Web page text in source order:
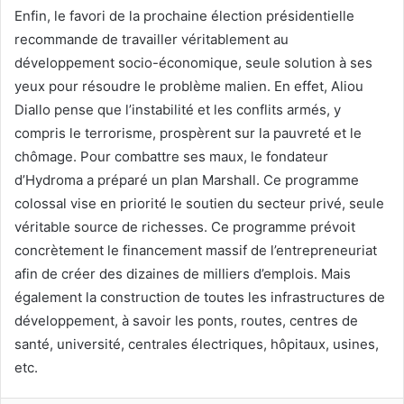
Enfin, le favori de la prochaine élection présidentielle
recommande de travailler véritablement au
développement socio-économique, seule solution à ses
yeux pour résoudre le problème malien. En effet, Aliou
Diallo pense que l’instabilité et les conflits armés, y
compris le terrorisme, prospèrent sur la pauvreté et le
chômage. Pour combattre ses maux, le fondateur
d’Hydroma a préparé un plan Marshall. Ce programme
colossal vise en priorité le soutien du secteur privé, seule
véritable source de richesses. Ce programme prévoit
concrètement le financement massif de l’entrepreneuriat
afin de créer des dizaines de milliers d’emplois. Mais
également la construction de toutes les infrastructures de
développement, à savoir les ponts, routes, centres de
santé, université, centrales électriques, hôpitaux, usines,
etc.